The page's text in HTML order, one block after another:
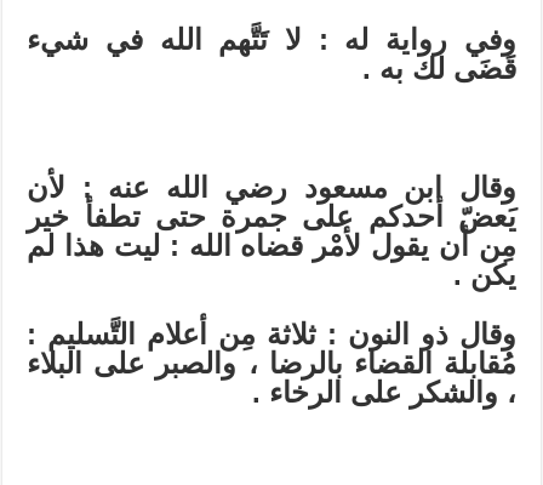
وفي رواية له : لا تَتَّهم الله في شيء
قَضَى لك به .
وقال ابن مسعود رضي الله عنه : لأن
يَعضّ أحدكم على جمرة حتى تطفأ خير
مِن أن يقول لأمْر قضاه الله : ليت هذا لم
يكن .
وقال ذو النون : ثلاثة مِن أعلام التَّسليم :
مُقابلة القضاء بالرضا ، والصبر على البلاء
، والشكر على الرخاء .